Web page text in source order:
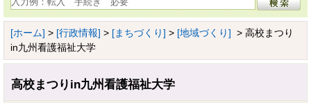
[ホーム] > [行政情報] > [まちづくり] > [地域づくり] > 高校まつり
in九州看護福祉大学
高校まつりin九州看護福祉大学